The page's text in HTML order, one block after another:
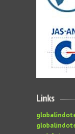
Links